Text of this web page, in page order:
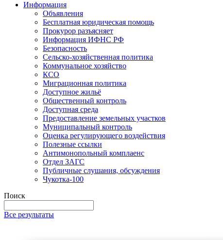
Информация
Объявления
Бесплатная юридическая помощь
Прокурор разъясняет
Информация ИФНС РФ
Безопасность
Сельско-хозяйственная политика
Коммунальное хозяйство
КСО
Миграционная политика
Доступное жильё
Общественный контроль
Доступная среда
Предоставление земельных участков
Муниципальный контроль
Оценка регулирующего воздействия
Полезные ссылки
Антимонопольный комплаенс
Отдел ЗАГС
Публичные слушания, обсуждения
Чукотка-100
Поиск
Все результаты